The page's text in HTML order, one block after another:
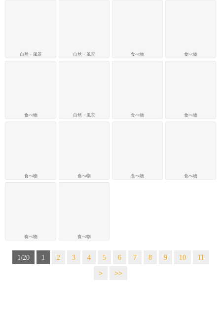
自然・風景
食べ物
食べ物
食べ物
自然・風景
自然・風景
食べ物
食べ物
食べ物
食べ物
食べ物
食べ物
食べ物
食べ物
1/20 1 2 3 4 5 6 7 8 9 10
11
>
>>